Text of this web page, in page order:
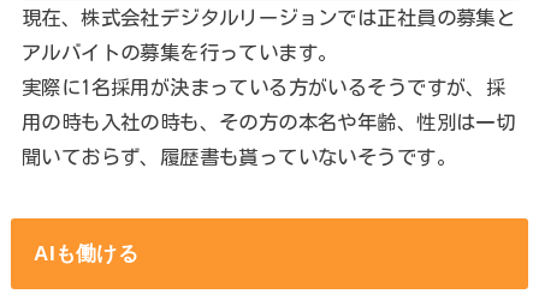
現在、株式会社デジタルリージョンでは正社員の募集と
アルバイトの募集を行っています。
実際に1名採用が決まっている方がいるそうですが、採
用の時も入社の時も、その方の本名や年齢、性別は一切
聞いておらず、履歴書も貰っていないそうです。
AIも働ける